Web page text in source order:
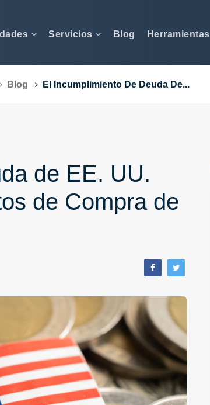
Servicios Blog Herramientas
Blog El Incumplimiento De Deuda De...
de EE. UU.
de Compra de